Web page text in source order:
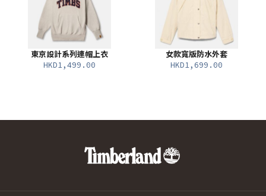
東京設計系列連帽上衣
HKD1,499.00
女款寬版防水外套
HKD1,699.00